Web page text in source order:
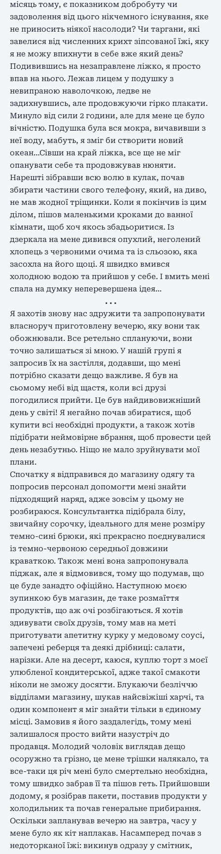
місяць тому, є показником добробуту чи
задоволення від цього нікчемного існування, яке
не приносить ніякої насолоди? Чи таргани, які
завелися від численних крихт зіпсованої їжі, яку
я не можу впихнути в себе вже який день?
Подивившись на незаправлене ліжко, я просто
впав на нього. Лежав лицем у подушку з
невипраною наволочкою, ледве не
задихнувшись, але продовжуючи гірко плакати.
Минуло від сили 2 години, але для мене це було
вічністю. Подушка була вся мокра, вичавивши з
неї воду, мабуть, я зміг би створити новий
океан…Сівши на край ліжка, все ще не міг
опанувати себе та продовжував нюняти.
Нарешті зібравши всю волю в кулак, почав
збирати частини свого телефону, який, на диво,
не мав жодної тріщинки. Коли я покінчив із цим
ділом, пішов маленькими кроками до ванної
кімнати, щоб хоч якось збадьоритися. Із
дзеркала на мене дивився опухлий, неголений
хлопець з червоними очима та із сльозою, яка
засохла на його щоці. Я швидко вмився
холодною водою та прийшов у себе. І вмить мені
спала на думку неперевершена ідея…
. . .
Я захотів знову нас здружити та запропонувати
власноруч приготовлену вечерю, яку вони так
обожнювали. Все ретельно сплануючи, вони
точно залишаться зі мною. У нашій групі я
запросив їх на застілля, додавши, що мені
потрібно сказати дещо важливе. Я був на
сьомому небі від щастя, коли всі друзі
погодилися прийти. Це був найдивовижніший
день у світі! Я негайно почав збиратися, щоб
купити всі необхідні продукти, а також хотів
підібрати неймовірне вбрання, щоб провести цей
день незабутньо. Ніщо не мало зруйнувати мої
плани.
Спочатку я відправився до магазину одягу та
попросив персонал допомогти мені знайти
підходящий наряд, адже зовсім у цьому не
розбираюся. Консультантка підібрала білу,
звичайну сорочку, ідеального для мене розміру
темно-сині брюки, які прекрасно поєднувалися
із темно-червоною середньої довжини
краваткою. Також мені вона запропонувала
піджак, але я відмовився, тому що подумав, що
це буде занадто офіційно. Наступною моєю
зупинкою був магазин, де таке розмаїття
продуктів, що аж очі розбігаються. Я хотів
здивувати своїх друзів, тому мав на меті
приготувати апетитну курку у медовому соусі,
запечені реберця та деякі дрібниці: салати,
нарізки. Але на десерт, каюся, куплю торт з моєї
улюбленої кондитерської, адже такої смакоти
ніколи не зможу досягти. Блукаючи безліччю
відділами магазину, шукав найсвіжіші харчі, та
один компонент я міг знайти тільки в єдиному
місці. Замовив я його заздалегідь, тому мені
залишалося просто вийти назустріч до
продавця. Молодий чоловік виглядав дещо
осоружно та грізно, це мене трішки налякало, та
все-таки ця річ мені було смертельно необхідна,
тому швидко забрав її та пішов геть. Прийшовши
додому, я розібрав пакети, поставив продукти у
холодильник та почав генеральне прибирання.
Оскільки запланував вечерю на завтра, часу у
мене було як кіт наплакав. Насамперед почав з
недоторканої їжі: викинув одразу у смітник,